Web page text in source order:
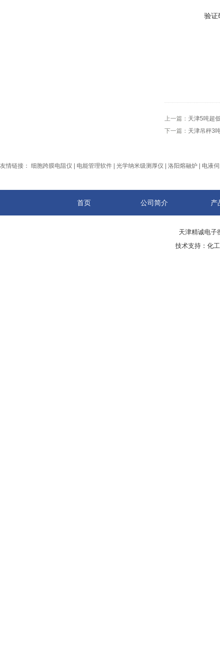
验证
上一篇： 天津5吨超
下一篇： 天津吊秤3
友情链接： 细胞跨膜电阻仪 电能管理软件 光学纳米级测厚仪 洛阳熔融炉 电液
首页 公司简介 产
天津精诚电
技术支持： 化